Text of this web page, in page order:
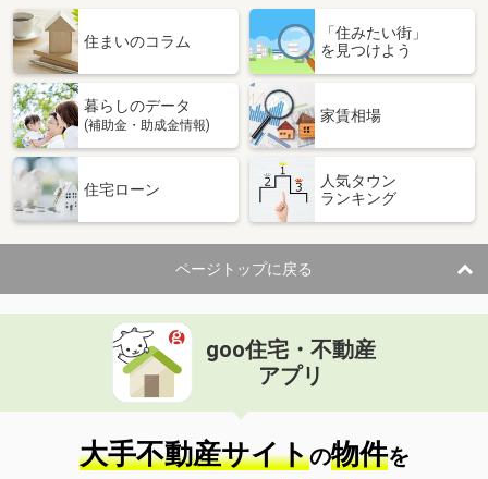
住まいのコラム
「住みたい街」
を見つけよう
暮らしのデータ
(補助金・助成金情報)
家賃相場
住宅ローン
人気タウン
ランキング
ページトップに戻る
goo住宅・不動産
アプリ
大手不動産サイトの物件を